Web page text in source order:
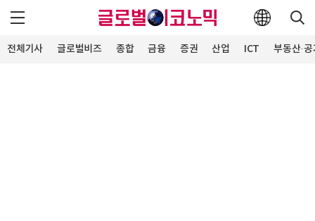
전체기사 글로벌비즈 종합 금융 증권 산업 ICT 부동산·